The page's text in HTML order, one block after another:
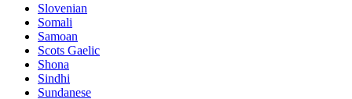
Slovenian
Somali
Samoan
Scots Gaelic
Shona
Sindhi
Sundanese